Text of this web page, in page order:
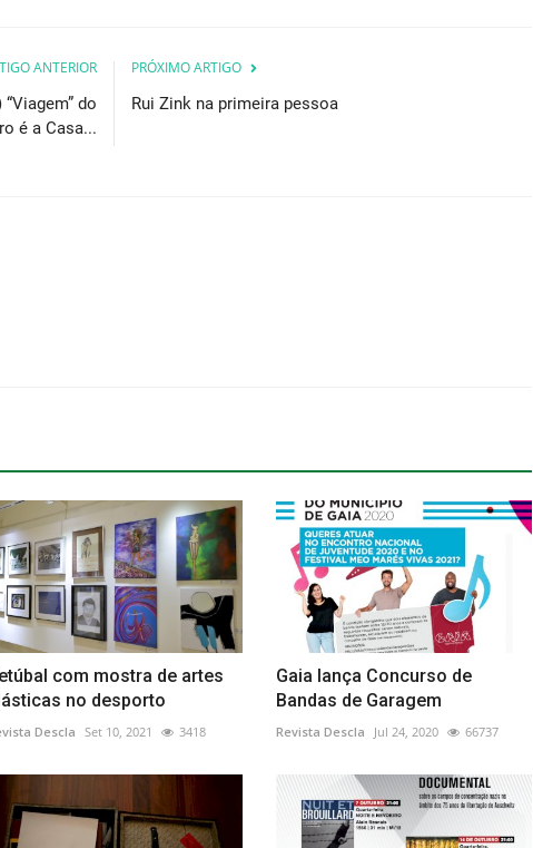
ANTERIOR
do
é a Casa...
PRÓXIMO ARTIGO
Rui Zink na primeira pessoa
com mostra de artes
no desporto
Descla Set 10, 2021 3418
Gaia lança Concurso de
Bandas de Garagem
Revista Descla Jul 24, 2020 66737